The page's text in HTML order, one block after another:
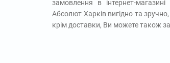
замовлення в інтернет-
Абсолют Харків вигідно та
крім доставки, Ви можете також